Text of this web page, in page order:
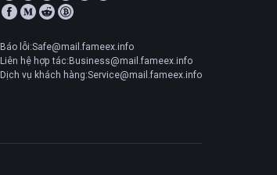
Báo lỗi:Safe@mail.fameex.info
Liên hệ hợp tác:Business@mail.fameex.info
Dịch vụ khách hàng:Service@mail.fameex.info